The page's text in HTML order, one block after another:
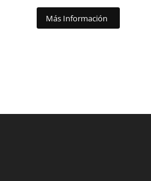
Más Información